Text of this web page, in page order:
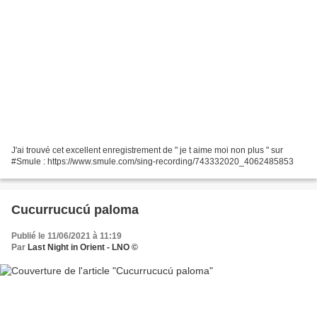
J'ai trouvé cet excellent enregistrement de " je t aime moi non plus " sur
#Smule : https://www.smule.com/sing-recording/743332020_4062485853
Cucurrucucú paloma
Publié le 11/06/2021 à 11:19
Par Last Night in Orient - LNO ©